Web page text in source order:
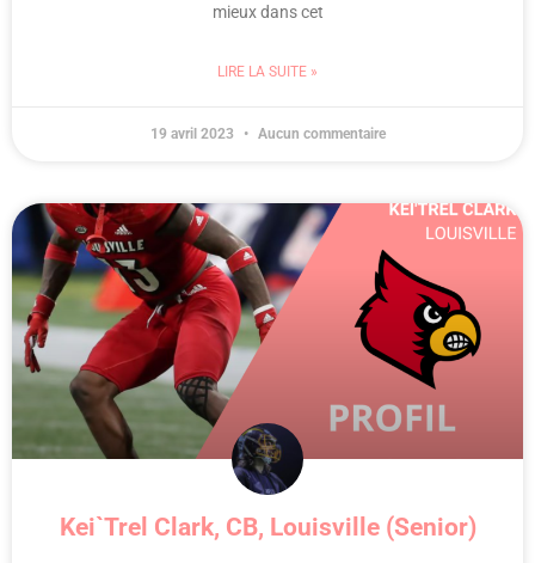
mieux dans cet
LIRE LA SUITE »
19 avril 2023 Aucun commentaire
Kei`Trel Clark, CB, Louisville (Senior)